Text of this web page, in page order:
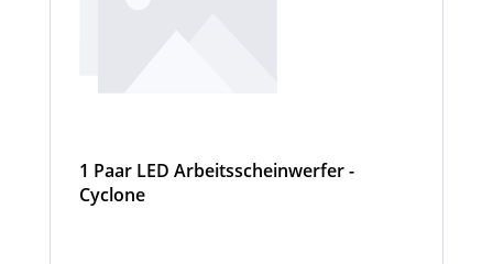
1 Paar LED Arbeitsscheinwerfer -
Cyclone